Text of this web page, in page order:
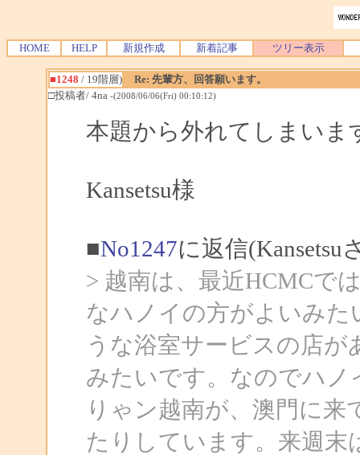
HOME HELP 新規作成 新着記事 ツリー表示
■1248 / 19階層)
Re: 先輩方、回答願います。
□投稿者/ 4na -(2008/06/06(Fri) 00:10:12)
本題から外れてしまいま
Kansetsu様
■No1247に返信(Kansetsu
> 越南は、最近HCMCで
なハノイの方がよいみ
うな浴室サービスの店
みたいです。なのでハ
りゃン越南が、澳門に
たりしています。来週末